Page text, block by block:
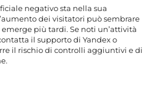
negativo sta nella sua
dei visitatori può sembrare
più tardi. Se noti un’attività
il supporto di Yandex o
il rischio di controlli aggiuntivi e di